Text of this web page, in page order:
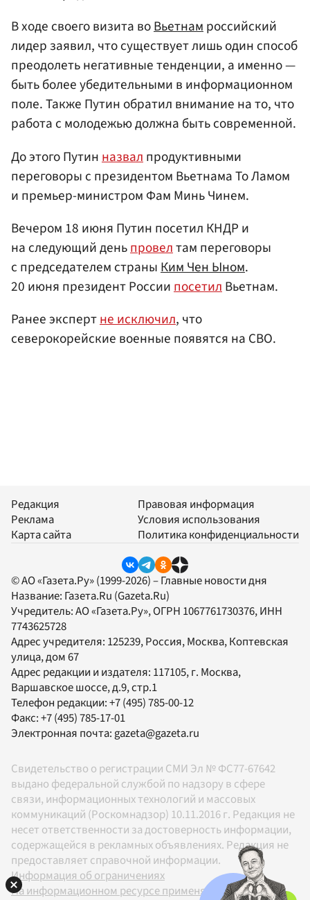
В ходе своего визита воВьетнамроссийский
лидер заявил, что существует лишь один способ
преодолеть негативные тенденции, а именно —
быть более убедительными в информационном
поле. Также Путин обратил внимание на то, что
работа с молодежью должна быть современной.
До этого Путин назвал продуктивными
переговоры с президентом Вьетнама То Ламом
и премьер-министром Фам Минь Чинем.
Вечером 18 июня Путин посетил КНДР и
на следующий деньпровелтам переговоры
с председателем страныКим Чен Ыном.
20 июня президент РоссиипосетилВьетнам.
Ранее экспертне исключил, что
северокорейские военные появятся на СВО.
Редакция
Реклама
Карта сайта
Правовая информация
Условия использования
Политика конфиденциальности
© АО «Газета.Ру» (1999-2026) – Главные новости дня
Название: Газета.Ru (Gazeta.Ru)
Учредитель:АО «Газета.Ру», ОГРН 1067761730376, ИНН
7743625728
Адрес учредителя: 125239, Россия, Москва, Коптевская
улица, дом 67
Адрес редакции и издателя: 117105, г. Москва,
Варшавское шоссе, д.9, стр.1
Телефон редакции:+7 (495) 785-00-12
Факс:+7 (495) 785-17-01
Электронная почта:gazeta@gazeta.ru
Свидетельство о регистрации СМИ Эл № ФС77-67642
выдано федеральной службой по надзору в сфере
связи, информационных технологий и массовых
коммуникаций (Роскомнадзор) 10.11.2016 г. Редакция не
несет ответственности за достоверность информации,
содержащейся в рекламных объявлениях. Редакция не
предоставляет справочной информации.
Информация об ограничениях
На информационном ресурсе применяются